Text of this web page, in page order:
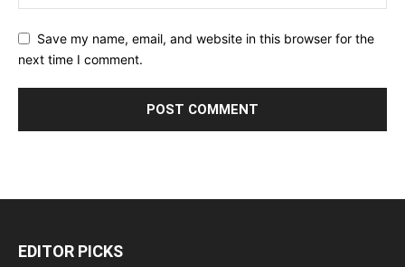
Save my name, email, and website in this browser for the
next time I comment.
EDITOR PICKS